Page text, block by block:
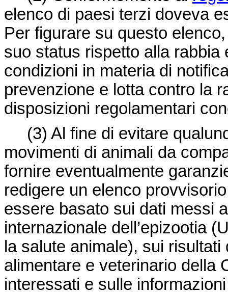
elenco di paesi terzi doveva
Per figurare su questo
suo status rispetto alla
condizioni in materia di
prevenzione e lotta contro la
disposizioni regolamentari
(3) Al fine di evitare
movimenti di animali da
fornire eventualmente
redigere un elenco
essere basato sui dati messi
internazionale dell’epizootia
la salute animale), sui
alimentare e veterinario della
interessati e sulle